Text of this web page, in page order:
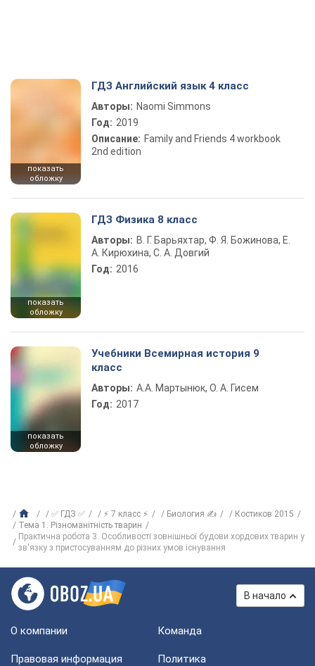
показать
обложку
ГДЗ Английский язык 4 класс
Авторы: Naomi Simmons
Год: 2019
Описание: Family and Friends 4 workbook
2nd edition
показать
обложку
ГДЗ Физика 8 класс
Авторы: В. Г. Барьяхтар, Ф. Я. Божинова, Е.
А. Кирюхина, С. А. Довгий
Год: 2016
показать
обложку
Учебники Всемирная история 9
класс
Авторы: А.А. Мартынюк, О. А. Гисем
Год: 2017
✅ ГДЗ ✅ ⚡ 7 класс ⚡ Биология ✍
Костиков 2015
Тема 1. Різноманітність тварин
Практична робота 3. Особливості зовнішньої будови хордових тварин у
зв'язку з пристосуванням до різних умов існування
В начало
О компании Команда
Правовая информация
Политика